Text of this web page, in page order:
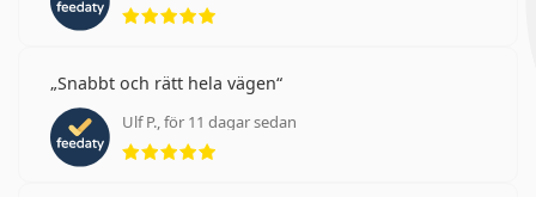
Snabbt och rätt hela vägen
Ulf P., för 11 dagar sedan
Betyg 5 av 5